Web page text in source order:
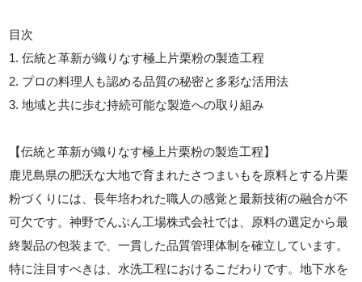
目次
1. 伝統と革新が織りなす極上片栗粉の製造工程
2. プロの料理人も認める品質の秘密と多彩な活用法
3. 地域と共に歩む持続可能な製造への取り組み
【伝統と革新が織りなす極上片栗粉の製造工程】
鹿児島県の肥沃な大地で育まれたさつまいもを原料とする片栗
粉づくりには、長年培われた職人の感覚と最新技術の融合が不
可欠です。神野でんぷん工場株式会社では、原料の選定から最
終製品の包装まで、一貫した品質管理体制を確立しています。
特に注目すべきは、水洗工程におけるこだわりです。地下水を